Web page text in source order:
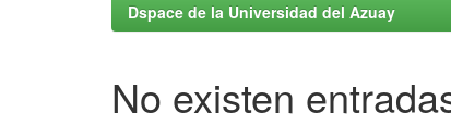
Dspace de la Universidad del Azuay
No existen